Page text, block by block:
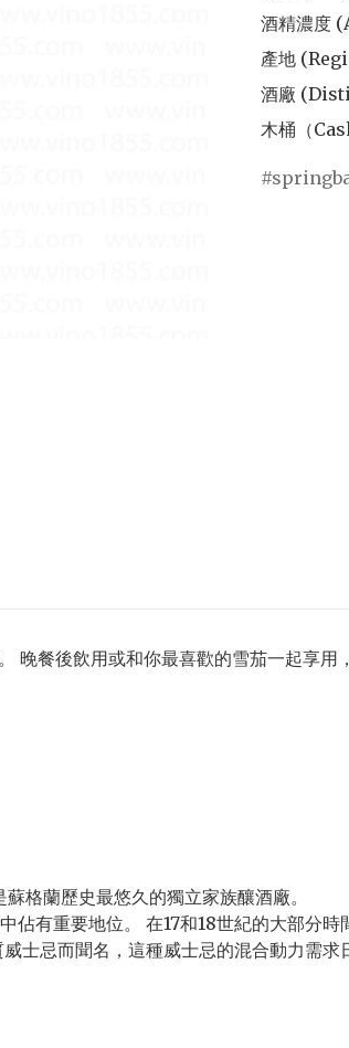
酒精濃度
產地
酒廠
木桶（
餐後飲用或和你最喜歡的雪茄一起享用
蘭歷史最悠久的獨立家族釀酒廠。
有重要地位。 在17和18世紀的大部分時
忌而聞名，這種威士忌的混合動力需求